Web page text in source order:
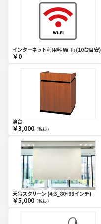
インターネット利用料 Wi-Fi (10台目安)
￥0
演台
￥3,000（税抜）
天吊スクリーン (4:3_80~99インチ)
￥5,000（税抜）